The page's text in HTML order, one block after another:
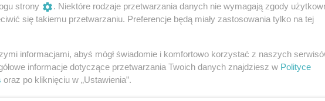
Eureka oraz innych bieżących działań i atrakcji można
Mamy też własny kanał
240 filmami popularyzującymi naukę.
info@fundacja-eureka.edu.pl
strony
. Niektóre rodzaje przetwarzania danych nie wymagają zgody
się takiemu przetwarzaniu. Preferencje będą miały zastosowania tylko na tej
informacjami, abyś mógł świadomie i komfortowo korzystać z naszych
informacje dotyczące przetwarzania Twoich danych znajdziesz w Polityce
oraz po kliknięciu w „Ustawienia”.